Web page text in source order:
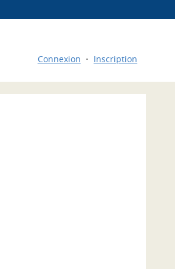
Connexion Inscription